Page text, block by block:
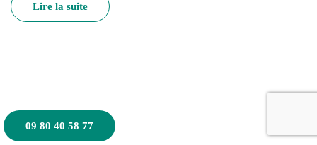
09 80 40 58 77
Lire la suite